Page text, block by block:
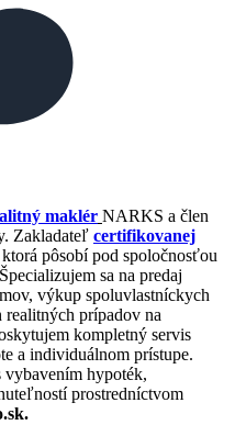
maklér NARKS a člen
Zakladateľ certifikovanej
ktorá pôsobí pod spoločnosťou
Špecializujem sa na predaj
výkup spoluvlastníckych
prípadov na
kompletný servis
a individuálnom prístupe.
vybavením hypoték,
prostredníctvom